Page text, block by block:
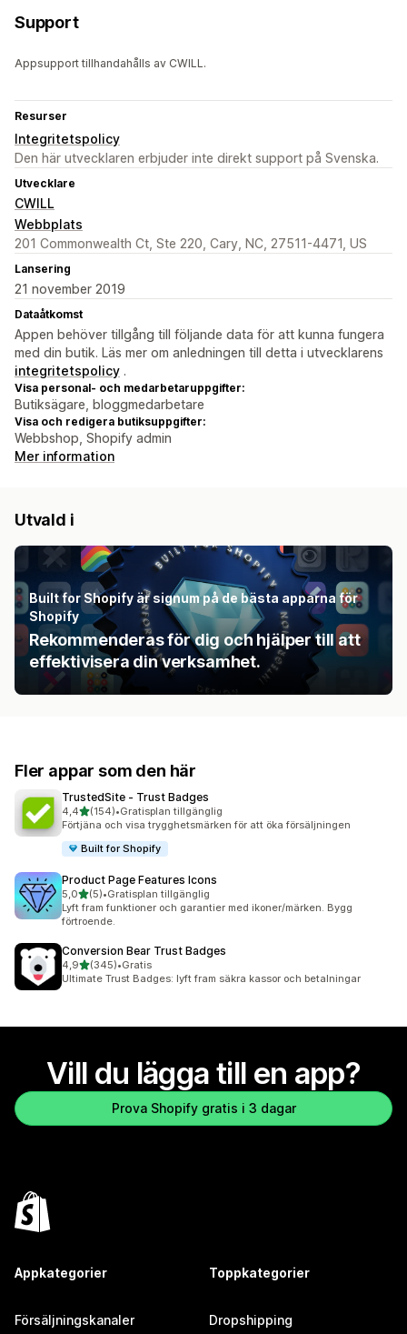
Support
Appsupport tillhandahålls av CWILL.
Resurser
Integritetspolicy
Den här utvecklaren erbjuder inte direkt support på Svenska.
Utvecklare
CWILL
Webbplats
201 Commonwealth Ct, Ste 220, Cary, NC, 27511-4471, US
Lansering
21 november 2019
Dataåtkomst
Appen behöver tillgång till följande data för att kunna fungera
med din butik. Läs mer om anledningen till detta i utvecklarens
integritetspolicy .
Visa personal- och medarbetaruppgifter:
Butiksägare, bloggmedarbetare
Visa och redigera butiksuppgifter:
Webbshop, Shopify admin
Mer information
Utvald i
Built for Shopify är signum på de bästa apparna för
Shopify
Rekommenderas för dig och hjälper till att
effektivisera din verksamhet.
Fler appar som den här
TrustedSite ‑ Trust Badges
4,4av 5 stjärnor
(154)
154 recensioner totalt
•Gratisplan tillgänglig
Förtjäna och visa trygghetsmärken för att öka försäljningen
Built for Shopify
Product Page Features Icons
5,0av 5 stjärnor
(5)
5 recensioner totalt
•Gratisplan tillgänglig
Lyft fram funktioner och garantier med ikoner/märken. Bygg
förtroende.
Conversion Bear Trust Badges
4,9av 5 stjärnor
(345)
345 recensioner totalt
•Gratis
Ultimate Trust Badges: lyft fram säkra kassor och betalningar
Vill du lägga till en app?
Prova Shopify gratis i 3 dagar
Appkategorier
Försäljningskanaler
Toppkategorier
Dropshipping